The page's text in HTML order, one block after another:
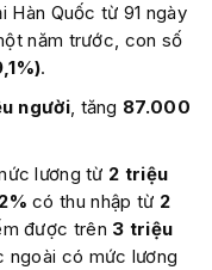
Hàn Quốc từ 91 ngày
năm trước, con số
.
người, tăng 87.000
lương từ 2 triệu
có thu nhập từ 2
được trên 3 triệu
ngoài có mức lương